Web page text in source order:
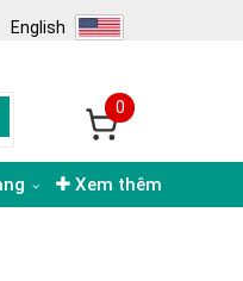
English
0
Xem thêm